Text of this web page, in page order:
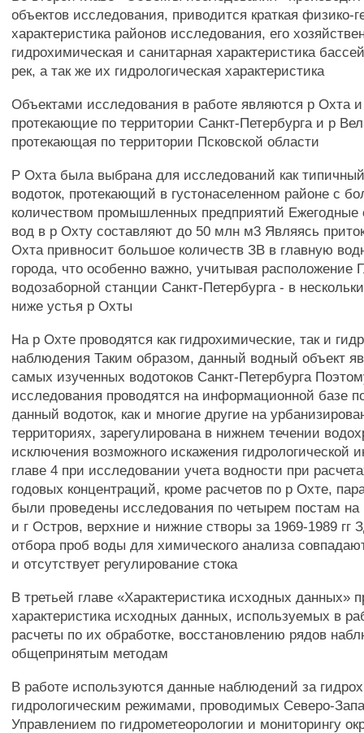
объектов исследования, приводится краткая физико-
характеристика районов исследования, его
гидрохимическая и санитарная характеристика
рек, а так же их гидрологическая характеристика
Объектами исследования в работе являются р Охта
протекающие по территории Санкт-Петербурга и р
протекающая по территории Псковской области
Р Охта была выбрана для исследований как
водоток, протекающий в густонаселенном районе с
количеством промышленных предприятий Ежегодные
вод в р Охту составляют до 50 млн м3 Являясь
Охта привносит большое количеств ЗВ в главную
города, что особенно важно, учитывая расположение
водозаборной станции Санкт-Петербурга - в
ниже устья р Охты
На р Охте проводятся как гидрохимические, так и
наблюдения Таким образом, данный водный объект
самых изученных водотоков Санкт-Петербурга
исследования проводятся на информационной базе
данный водоток, как и многие другие на
территориях, зарегулирована в нижнем течении
исключения возможного искажения гидрологической
главе 4 при исследовании учета водности при
годовых концентраций, кроме расчетов по р Охте,
были проведены исследования по четырем постам на
и г Остров, верхние и нижние створы за 1969-1989 гг
отбора проб воды для химического анализа
и отсутствует регулирование стока
В третьей главе «Характеристика исходных данных»
характеристика исходных данных, используемых в
расчеты по их обработке, восстановлению рядов
общепринятым методам
В работе используются данные наблюдений за
гидрологическим режимами, проводимых Северо-
Управлением по гидрометеорологии и мониторингу